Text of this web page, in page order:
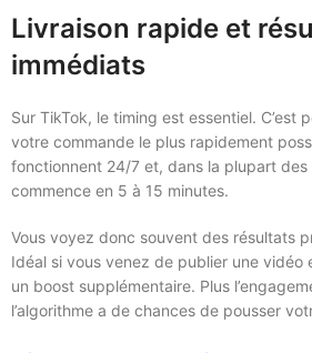
Livraison rapide et
immédiats
Sur TikTok, le timing est essentiel. C’est
votre commande le plus rapidement
fonctionnent 24/7 et, dans la plupart des
commence en 5 à 15 minutes.
Vous voyez donc souvent des résultats
Idéal si vous venez de publier une vidéo
un boost supplémentaire. Plus
l’algorithme a de chances de pousser